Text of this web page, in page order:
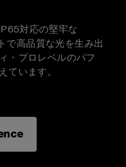
対応の堅牢な
高品質な光を生み出
・プロレベルのパフ
ています。